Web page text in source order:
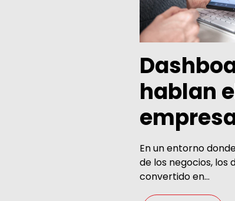
hablan
En un entorno
de los negocios,
convertido en...